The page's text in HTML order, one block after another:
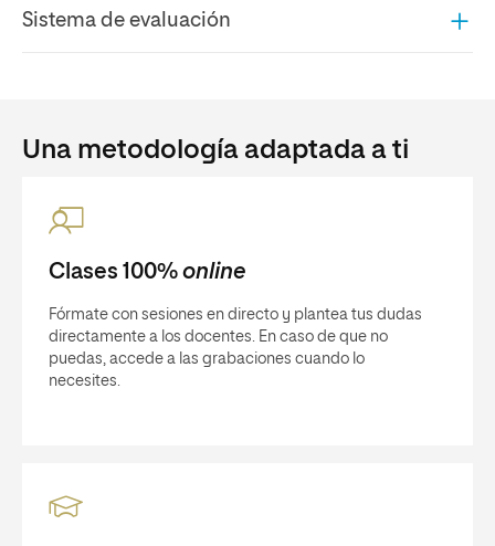
Sistema de evaluación
Una metodología adaptada a ti
Clases 100% online
Fórmate con sesiones en directo y plantea tus dudas
directamente a los docentes. En caso de que no
puedas, accede a las grabaciones cuando lo
necesites.